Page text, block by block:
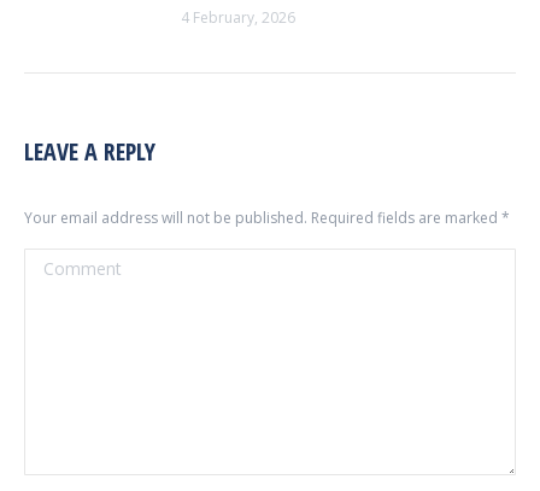
4 February, 2026
LEAVE A REPLY
Your email address will not be published. Required fields are marked *
Comment